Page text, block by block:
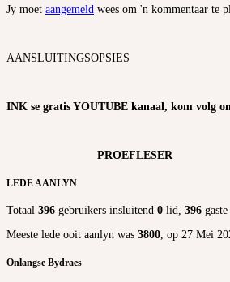
Jy moet aangemeld wees om 'n kommentaar te
AANSLUITINGSOPSIES
INK se gratis YOUTUBE kanaal, kom volg
PROEFLESER
LEDE AANLYN
Totaal 396 gebruikers insluitend 0 lid, 396
Meeste lede ooit aanlyn was 3800, op 27 Mei
Onlangse Bydraes